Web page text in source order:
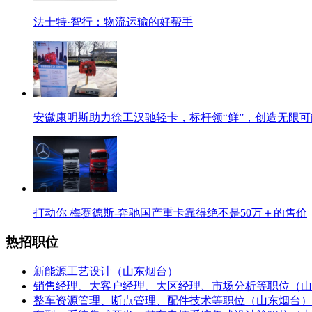
法士特·智行：物流运输的好帮手
安徽康明斯助力徐工汉驰轻卡，标杆领“鲜”，创造无限
打动你 梅赛德斯-奔驰国产重卡靠得绝不是50万＋的售价
热招职位
新能源工艺设计（山东烟台）
销售经理、大客户经理、大区经理、市场分析等职位（山
整车资源管理、断点管理、配件技术等职位（山东烟台）